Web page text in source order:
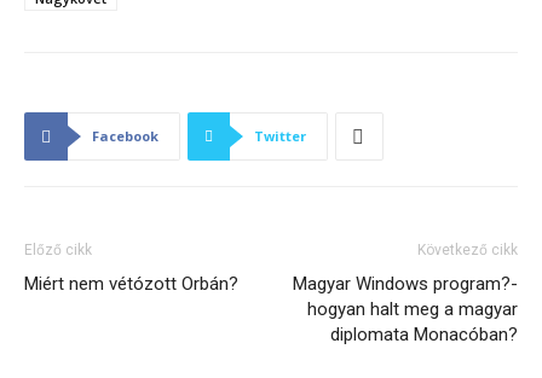
Facebook Twitter
Előző cikk
Miért nem vétózott Orbán?
Következő cikk
Magyar Windows program?-
hogyan halt meg a magyar
diplomata Monacóban?